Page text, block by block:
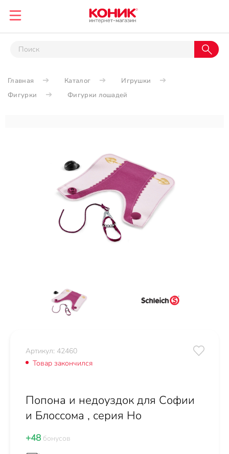
Главная Каталог
Игрушки
Фигурки
Фигурки лошадей
Артикул: 42460
Товар закончился
Попона и недоуздок для Софии
и Блоссома , серия Ho
+48 бонусов